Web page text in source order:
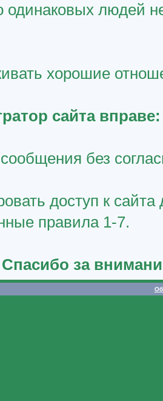
одинаковых людей
хорошие
сайта вправе:
без
доступ к
правила 1-7.
Спасибо за